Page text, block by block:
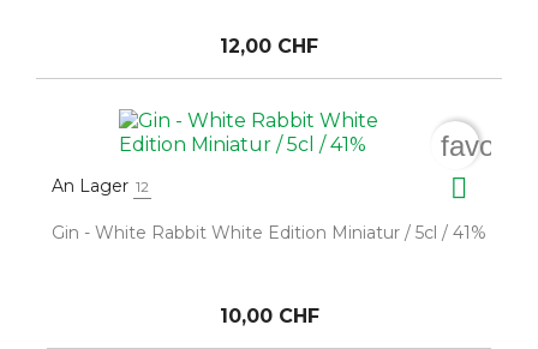
12,00 CHF
An Lager 12 
Gin - White Rabbit White Edition Miniatur / 5cl / 41%
10,00 CHF